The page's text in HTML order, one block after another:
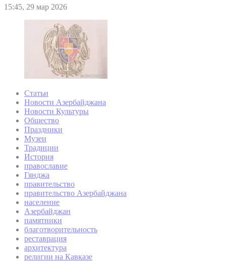
15:45, 29 мар 2026
Статьи
Новости Азербайджана
Новости Культуры
Общество
Праздники
Музеи
Традиции
История
православие
Гянджа
правительство
правительство Азербайджана
население
Азербайджан
памятники
благотворительность
реставрация
архитектура
религии на Кавказе